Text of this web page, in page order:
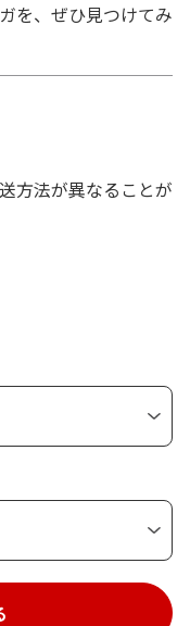
を、ぜひ見つけてみ
方法が異なることが